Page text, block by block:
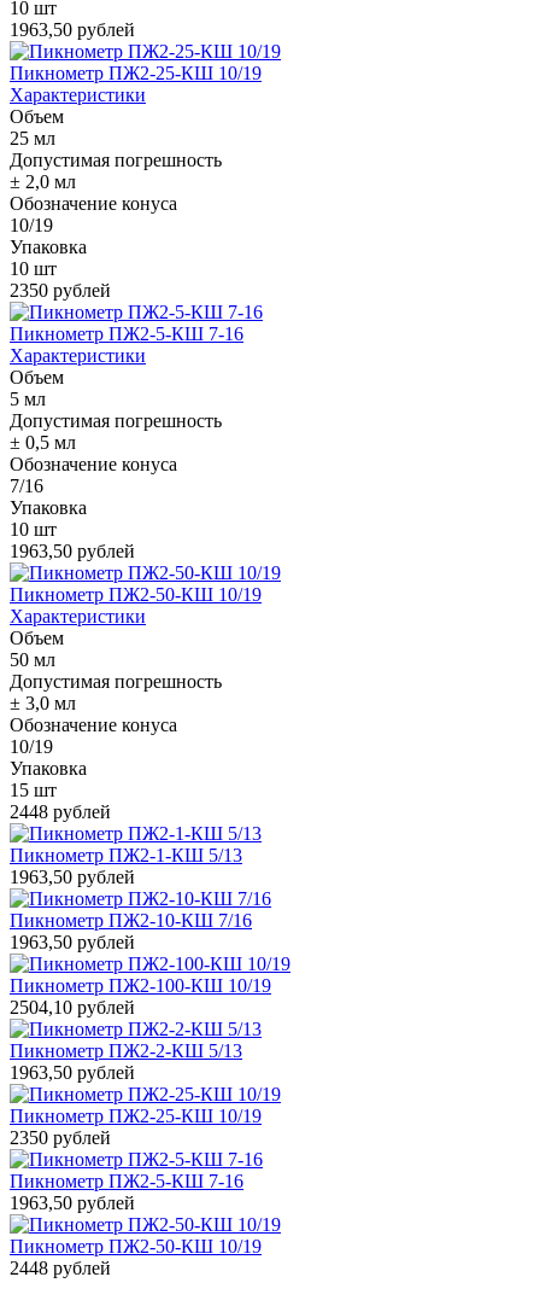
10 шт
1963,50 рублей
Пикнометр ПЖ2-25-КШ 10/19
Характеристики
Объем
25 мл
Допустимая погрешность
± 2,0 мл
Обозначение конуса
10/19
Упаковка
10 шт
2350 рублей
Пикнометр ПЖ2-5-КШ 7-16
Характеристики
Объем
5 мл
Допустимая погрешность
± 0,5 мл
Обозначение конуса
7/16
Упаковка
10 шт
1963,50 рублей
Пикнометр ПЖ2-50-КШ 10/19
Характеристики
Объем
50 мл
Допустимая погрешность
± 3,0 мл
Обозначение конуса
10/19
Упаковка
15 шт
2448 рублей
Пикнометр ПЖ2-1-КШ 5/13
1963,50 рублей
Пикнометр ПЖ2-10-КШ 7/16
1963,50 рублей
Пикнометр ПЖ2-100-КШ 10/19
2504,10 рублей
Пикнометр ПЖ2-2-КШ 5/13
1963,50 рублей
Пикнометр ПЖ2-25-КШ 10/19
2350 рублей
Пикнометр ПЖ2-5-КШ 7-16
1963,50 рублей
Пикнометр ПЖ2-50-КШ 10/19
2448 рублей